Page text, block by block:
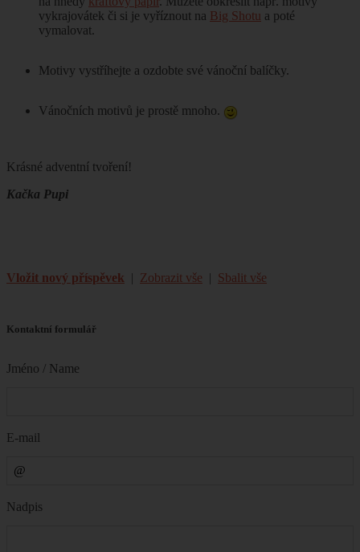
vykrajovátek či si je vyříznout na Big Shotu a poté
vymalovat.
Motivy vystříhejte a ozdobte své vánoční balíčky.
Vánočních motivů je prostě mnoho.
Krásné adventní tvoření!
Kačka Pupi
Vložit nový příspěvek | Zobrazit vše | Sbalit vše
Kontaktní formulář
Jméno / Name
E-mail
Nadpis